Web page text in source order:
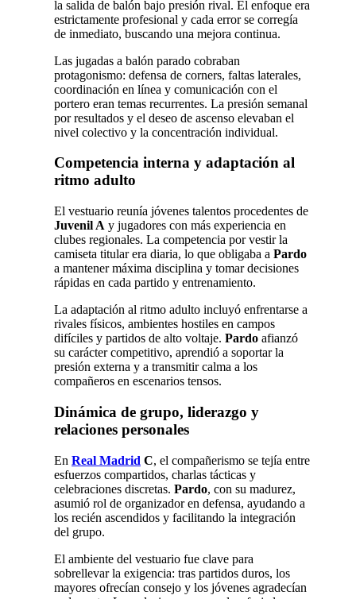
la salida de balón bajo presión rival. El enfoque era
estrictamente profesional y cada error se corregía
de inmediato, buscando una mejora continua.
Las jugadas a balón parado cobraban
protagonismo: defensa de corners, faltas laterales,
coordinación en línea y comunicación con el
portero eran temas recurrentes. La presión semanal
por resultados y el deseo de ascenso elevaban el
nivel colectivo y la concentración individual.
Competencia interna y adaptación al
ritmo adulto
El vestuario reunía jóvenes talentos procedentes de
Juvenil A y jugadores con más experiencia en
clubes regionales. La competencia por vestir la
camiseta titular era diaria, lo que obligaba a Pardo
a mantener máxima disciplina y tomar decisiones
rápidas en cada partido y entrenamiento.
La adaptación al ritmo adulto incluyó enfrentarse a
rivales físicos, ambientes hostiles en campos
difíciles y partidos de alto voltaje. Pardo afianzó
su carácter competitivo, aprendió a soportar la
presión externa y a transmitir calma a los
compañeros en escenarios tensos.
Dinámica de grupo, liderazgo y
relaciones personales
En Real Madrid C, el compañerismo se tejía entre
esfuerzos compartidos, charlas tácticas y
celebraciones discretas. Pardo, con su madurez,
asumió rol de organizador en defensa, ayudando a
los recién ascendidos y facilitando la integración
del grupo.
El ambiente del vestuario fue clave para
sobrellevar la exigencia: tras partidos duros, los
mayores ofrecían consejo y los jóvenes agradecían